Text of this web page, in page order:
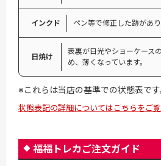
インクド ペン等で修正した跡があり
日焼け
表裏が日光やショーケース
め、薄くなっています。
※これらは当店の基準での状態表です
状態表記の詳細についてはこちらをご
福福トレカご注文ガイド